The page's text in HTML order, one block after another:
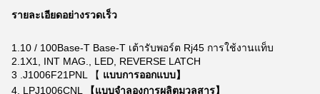
รายละเอียดอย่างรวดเร็ว
1.10 / 100Base-T Base-T เต้ารับพอร์ต Rj45 การใช้งานแท็บ
2.1X1, INT MAG., LED, REVERSE LATCH
3 .J1006F21PNL 【 แบบการออกแบบ】
4. LPJ1006CNL
【แบบจำลองการผลิตมวลสาร】